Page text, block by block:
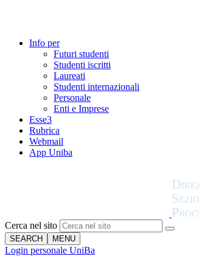
Info per
Futuri studenti
Studenti iscritti
Laureati
Studenti internazionali
Personale
Enti e Imprese
Esse3
Rubrica
Webmail
App Uniba
Cerca nel sito
SEARCH MENU
Login personale UniBa